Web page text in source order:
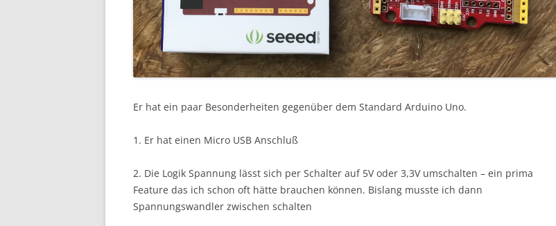
Er hat ein paar Besonderheiten gegenüber dem Standard Arduino Uno.
1. Er hat einen Micro USB Anschluß
2. Die Logik Spannung lässt sich per Schalter auf 5V oder 3,3V umschalten – ein prima
Feature das ich schon oft hätte brauchen können. Bislang musste ich dann
Spannungswandler zwischen schalten